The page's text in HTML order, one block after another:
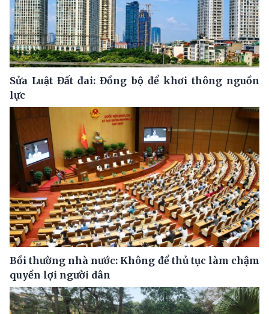
Sửa Luật Đất đai: Đồng bộ để khơi thông nguồn
lực
Bồi thường nhà nước: Không để thủ tục làm chậm
quyền lợi người dân